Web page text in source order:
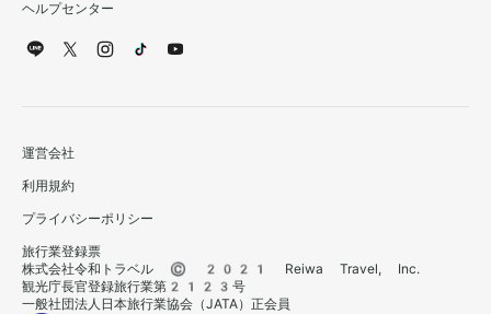
ヘルプセンター
運営会社
利用規約
プライバシーポリシー
旅行業登録票
株式会社令和トラベル © 2021 Reiwa Travel, Inc.
観光庁長官登録旅行業第2123号
一般社団法人日本旅行業協会（JATA）正会員